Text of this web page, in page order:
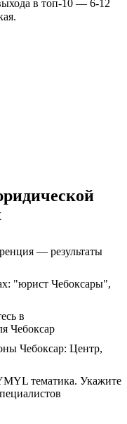
в топ-10 — 6-12
— результаты
"юрист Чебоксары",
в
Чебоксар
Чебоксар: Центр,
тематика. Укажите